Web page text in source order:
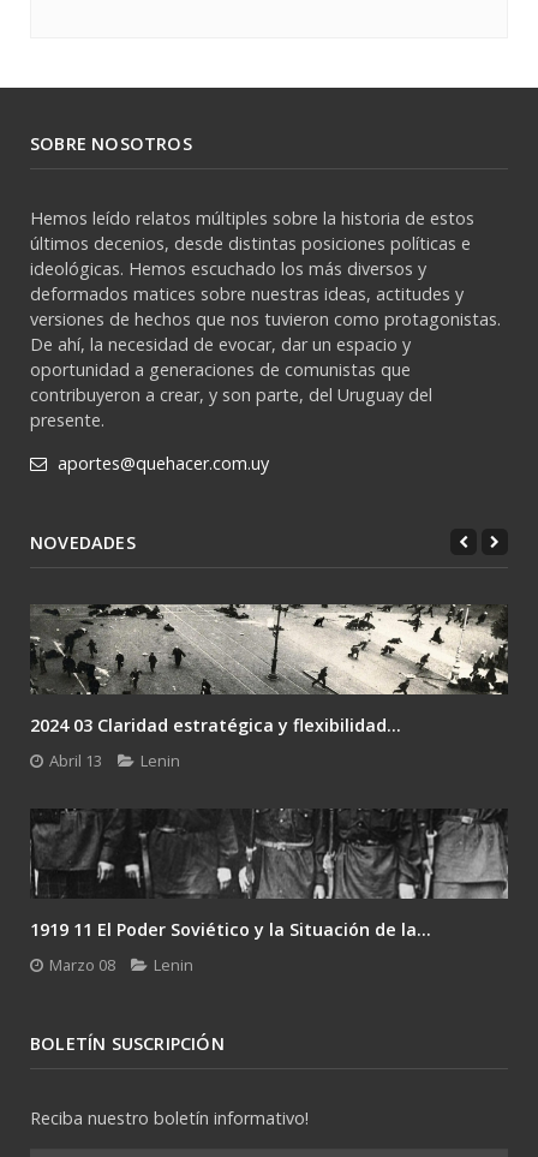
SOBRE NOSOTROS
Hemos leído relatos múltiples sobre la historia de estos
últimos decenios, desde distintas posiciones políticas e
ideológicas. Hemos escuchado los más diversos y
deformados matices sobre nuestras ideas, actitudes y
versiones de hechos que nos tuvieron como protagonistas.
De ahí, la necesidad de evocar, dar un espacio y
oportunidad a generaciones de comunistas que
contribuyeron a crear, y son parte, del Uruguay del
presente.
aportes@quehacer.com.uy
NOVEDADES
2024 03 Claridad estratégica y flexibilidad...
Abril 13 Lenin
1919 11 El Poder Soviético y la Situación de la...
Marzo 08 Lenin
BOLETÍN SUSCRIPCIÓN
Reciba nuestro boletín informativo!